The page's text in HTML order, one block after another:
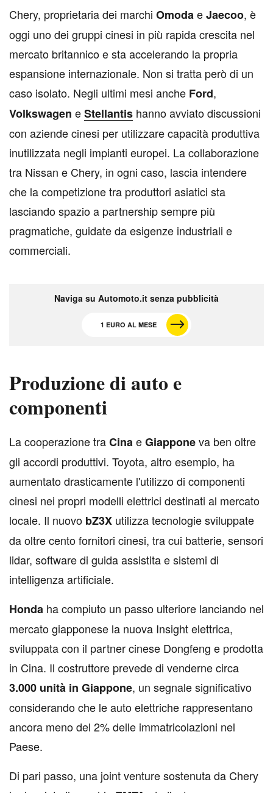
Chery, proprietaria dei marchi OmodaeJaecoo, è
oggi uno dei gruppi cinesi in più rapida crescita nel
mercato britannico e sta accelerando la propria
espansione internazionale. Non si tratta però di un
caso isolato. Negli ultimi mesi anche Ford,
Volkswagen eStellantis hanno avviato discussioni
con aziende cinesi per utilizzare capacità produttiva
inutilizzata negli impianti europei. La collaborazione
tra Nissan e Chery, in ogni caso, lascia intendere
che la competizione tra produttori asiatici sta
lasciando spazio a partnership sempre più
pragmatiche, guidate da esigenze industriali e
commerciali.
Naviga su Automoto.it senza pubblicità
1 EURO AL MESE
Produzione di auto e
componenti
La cooperazione traCinaeGiapponeva ben oltre
gli accordi produttivi. Toyota, altro esempio, ha
aumentato drasticamente l'utilizzo di componenti
cinesi nei propri modelli elettrici destinati al mercato
locale. Il nuovo bZ3X utilizza tecnologie sviluppate
da oltre cento fornitori cinesi, tra cui batterie, sensori
lidar, software di guida assistita e sistemi di
intelligenza artificiale.
Honda ha compiuto un passo ulteriore lanciando nel
mercato giapponese la nuova Insight elettrica,
sviluppata con il partner cinese Dongfeng e prodotta
in Cina. Il costruttore prevede di venderne circa
3.000 unità in Giappone, un segnale significativo
considerando che le auto elettriche rappresentano
ancora meno del 2% delle immatricolazioni nel
Paese.
Di pari passo, una joint venture sostenuta da Chery